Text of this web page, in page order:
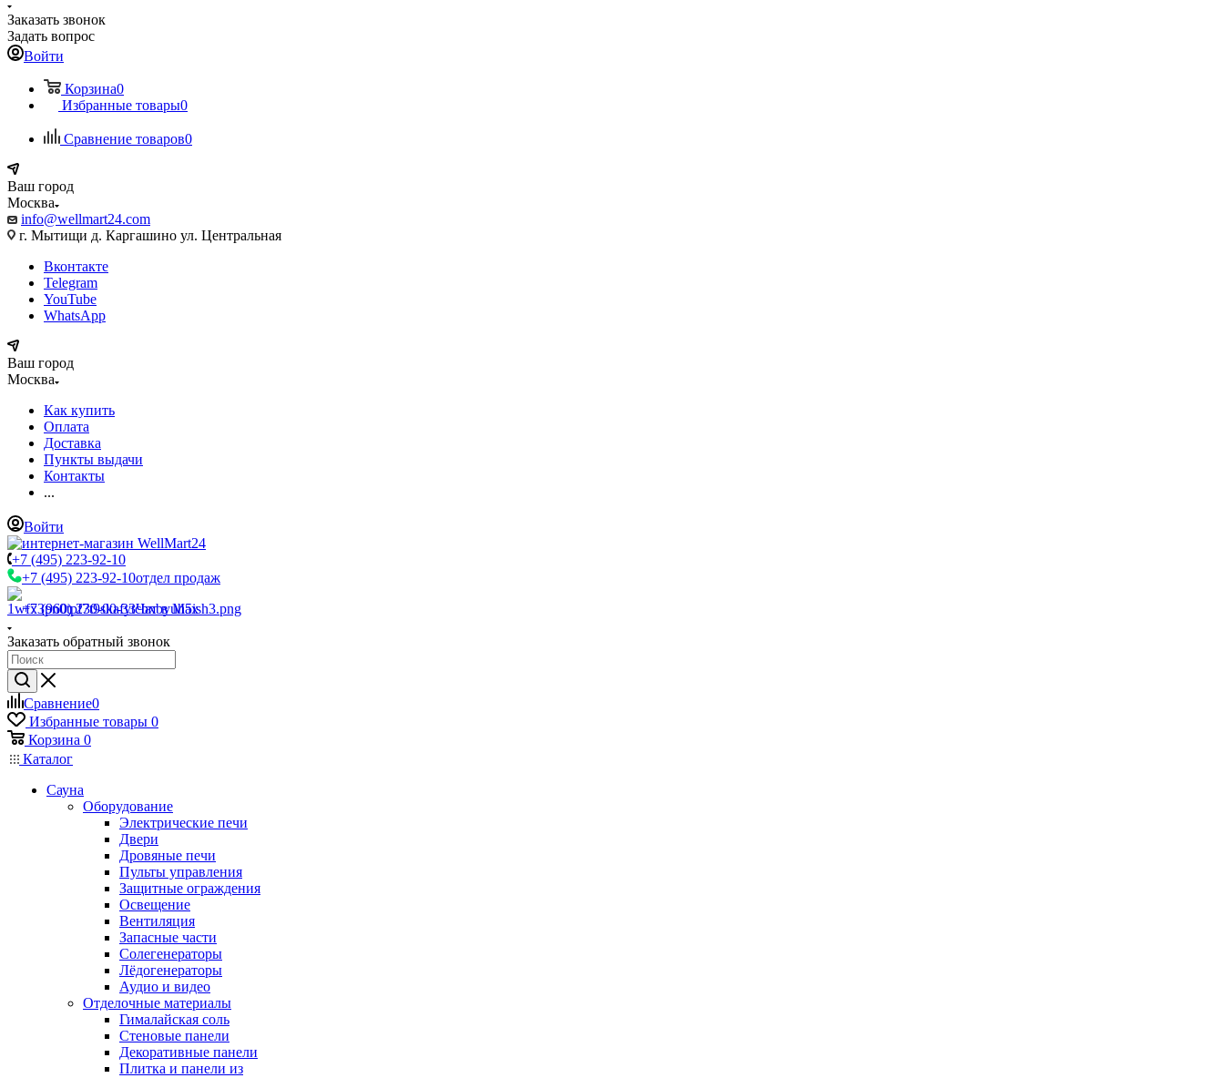
Заказать звонок
Задать вопрос
Войти
Корзина0
Избранные товары0
Сравнение товаров0
Ваш город
Москва
info@wellmart24.com
г. Мытищи д. Каргашино ул. Центральная
Вконтакте
Telegram
YouTube
WhatsApp
Ваш город
Москва
Как купить
Оплата
Доставка
Пункты выдачи
Контакты
...
Войти
+7 (495) 223-92-10
+7 (495) 223-92-10отдел продаж
+7 (960) 230-00-33Чат в Max
Заказать обратный звонок
Сравнение0
Избранные товары 0
Корзина 0
Каталог
Сауна
Оборудование
Электрические печи
Двери
Дровяные печи
Пульты управления
Защитные ограждения
Освещение
Вентиляция
Запасные части
Солегенераторы
Лёдогенераторы
Аудио и видео
Отделочные материалы
Гималайская соль
Стеновые панели
Декоративные панели
Плитка и панели из